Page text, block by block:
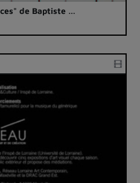
de Baptiste …